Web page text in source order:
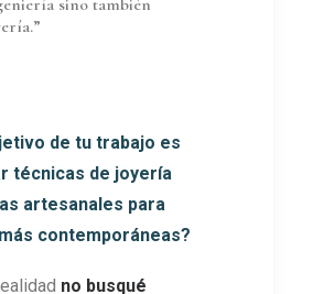
de tu trabajo es
técnicas de joyería
artesanales para
contemporáneas?
no busqué